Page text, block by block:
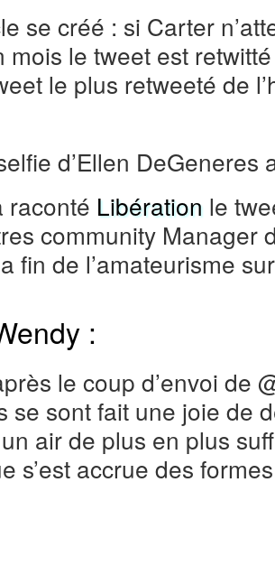
se créé : si Carter
mois le tweet est
le plus retweeté de
d’Ellen DeGeneres
raconté Libération le
community Manager
fin de l’amateurisme
:
le coup d’envoi de
se sont fait une joie de
air de plus en plus
s’est accrue des